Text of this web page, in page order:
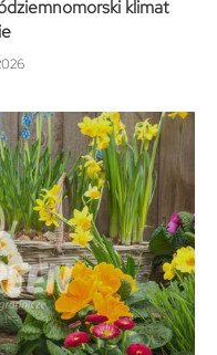
klimat